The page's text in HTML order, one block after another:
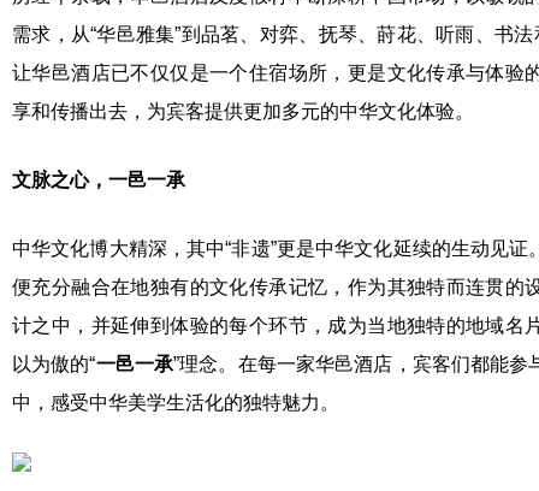
需求，从“华邑雅集”到品茗、对弈、抚琴、莳花、听雨、书
让华邑酒店已不仅仅是一个住宿场所，更是文化传承与体验
享和传播出去，为宾客提供更加多元的中华文化体验。
文脉之心， 一邑一承
中华文化博大精深，其中“非遗”更是中华文化延续的生动见
便充分融合在地独有的文化传承记忆，作为其独特而连贯的
计之中，并延伸到体验的每个环节，成为当地独特的地域名
以为傲的“一邑一承”理念。在每一家华邑酒店，宾客们都能
中，感受中华美学生活化的独特魅力。